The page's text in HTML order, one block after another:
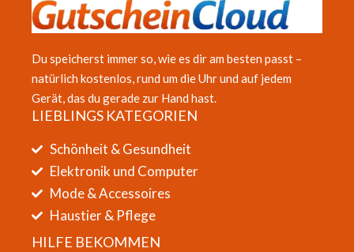
Du speicherst immer so, wie es dir am besten passt –
natürlich kostenlos, rund um die Uhr und auf jedem
Gerät, das du gerade zur Hand hast.
LIEBLINGS KATEGORIEN
Schönheit & Gesundheit
Elektronik und Computer
Mode & Accessoires
Haustier & Pflege
HILFE BEKOMMEN